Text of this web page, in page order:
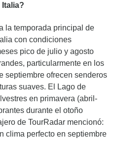
la temporada principal de
con condiciones
pico de julio y agosto
particularmente en los
septiembre ofrecen senderos
suaves. El Lago de
en primavera (abril-
durante el otoño
de TourRadar mencionó:
clima perfecto en septiembre